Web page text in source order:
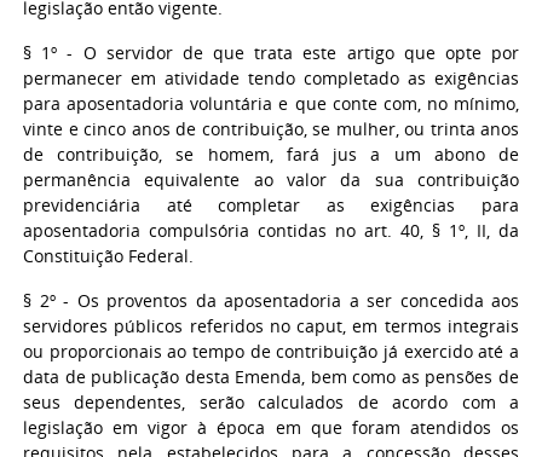
legislação então vigente.
§ 1º - O servidor de que trata este artigo que opte por
permanecer em atividade tendo completado as exigências
para aposentadoria voluntária e que conte com, no mínimo,
vinte e cinco anos de contribuição, se mulher, ou trinta anos
de contribuição, se homem, fará jus a um abono de
permanência equivalente ao valor da sua contribuição
previdenciária até completar as exigências para
aposentadoria compulsória contidas no art. 40, § 1º, II, da
Constituição Federal.
§ 2º - Os proventos da aposentadoria a ser concedida aos
servidores públicos referidos no caput, em termos integrais
ou proporcionais ao tempo de contribuição já exercido até a
data de publicação desta Emenda, bem como as pensões de
seus dependentes, serão calculados de acordo com a
legislação em vigor à época em que foram atendidos os